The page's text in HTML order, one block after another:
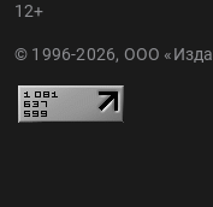
12+
© 1996-2026, ООО